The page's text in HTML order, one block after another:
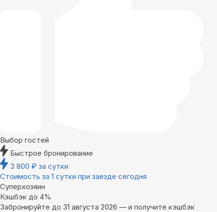
Выбор гостей
Быстрое бронирование
3 800 ₽ за сутки
Стоимость за 1 сутки при заезде сегодня
Суперхозяин
Кэшбэк до 4%
Забронируйте до 31 августа 2026 — и получите кэшбэк